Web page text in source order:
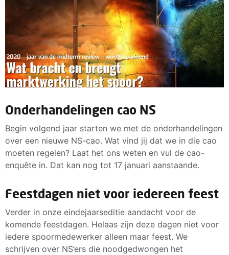
Onderhandelingen cao NS
Begin volgend jaar starten we met de onderhandelingen
over een nieuwe NS-cao. Wat vind jij dat we in die cao
moeten regelen? Laat het ons weten en vul de cao-
enquête in. Dat kan nog tot 17 januari aanstaande.
Feestdagen niet voor iedereen feest
Verder in onze eindejaarseditie aandacht voor de
komende feestdagen. Helaas zijn deze dagen niet voor
iedere spoormedewerker alleen maar feest. We
schrijven over NS’ers die noodgedwongen het